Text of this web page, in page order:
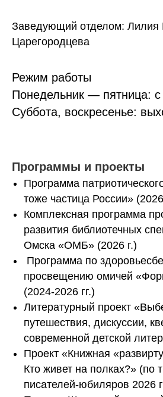
Заведующий отделом: Лилия
Царегородцева
Режим работы
Понедельник — пятница:
Суббота, воскресенье:
Программы и проекты
Программа
тоже частица России»
Комплексная программа
развития библиотечных
Омска «ОМБ» (2026 г.)
Программа по
просвещению омичей
(2024-2026 гг.)
Литературный проект
путешествия, дискуссии,
современной детской
Проект «Книжная
Кто живет на полках?» (по
писателей-юбиляров 2026